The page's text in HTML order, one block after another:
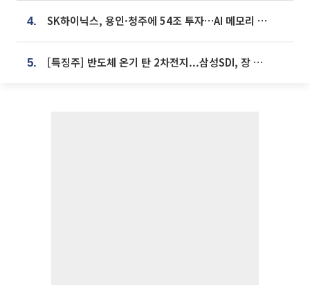
4. SK하이닉스, 용인·청주에 54조 투자…AI 메모리 생산기지 키운다
5. [특징주] 반도체 온기 탄 2차전지...삼성SDI, 장 초반 7% 넘게 껑충